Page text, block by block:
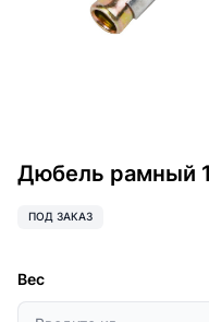
Дюбель рамный
ПОД ЗАКАЗ
Вес